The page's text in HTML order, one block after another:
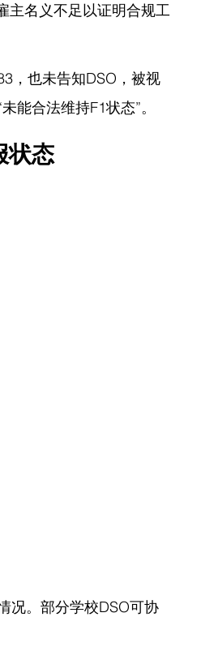
主名义不足以证明合规工
，也未告知DSO，被视
能合法维持F1状态”。
状态
况。部分学校DSO可协